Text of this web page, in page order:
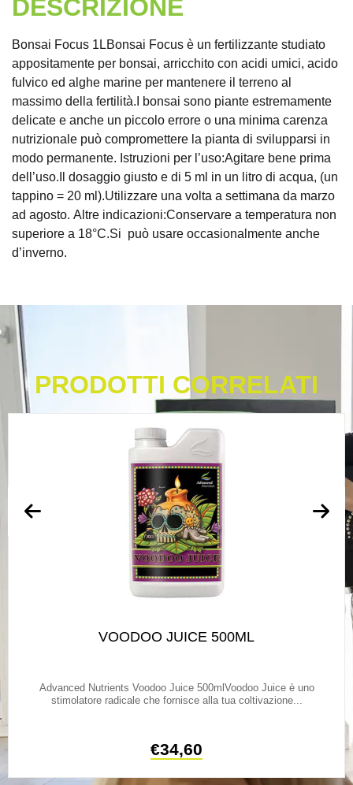
DESCRIZIONE
Bonsai Focus 1LBonsai Focus è un fertilizzante studiato
appositamente per bonsai, arricchito con acidi umici, acido
fulvico ed alghe marine per mantenere il terreno al
massimo della fertilità.I bonsai sono piante estremamente
delicate e anche un piccolo errore o una minima carenza
nutrizionale può compromettere la pianta di svilupparsi in
modo permanente. Istruzioni per l’uso:Agitare bene prima
dell’uso.Il dosaggio giusto e di 5 ml in un litro di acqua, (un
tappino = 20 ml).Utilizzare una volta a settimana da marzo
ad agosto. Altre indicazioni:Conservare a temperatura non
superiore a 18°C.Si può usare occasionalmente anche
d’inverno.
PRODOTTI CORRELATI
VOODOO JUICE 500ML
Advanced Nutrients Voodoo Juice 500mlVoodoo Juice è uno
stimolatore radicale che fornisce alla tua coltivazione...
€34,60